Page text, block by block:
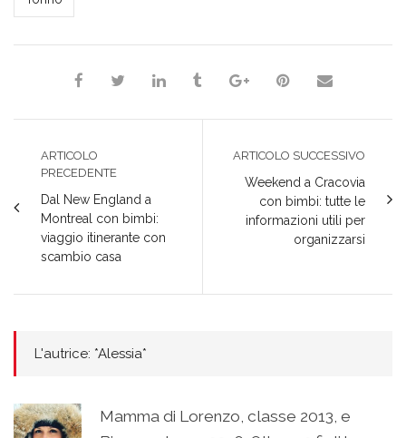
ARTICOLO
PRECEDENTE
Dal New England a
Montreal con bimbi:
viaggio itinerante con
scambio casa
ARTICOLO SUCCESSIVO
Weekend a Cracovia
con bimbi: tutte le
informazioni utili per
organizzarsi
L'autrice: *Alessia*
Mamma di Lorenzo, classe 2013, e